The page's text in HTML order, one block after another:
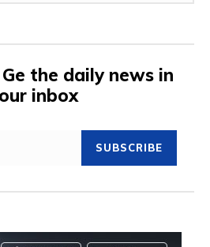
the daily news in
inbox
SUBSCRIBE